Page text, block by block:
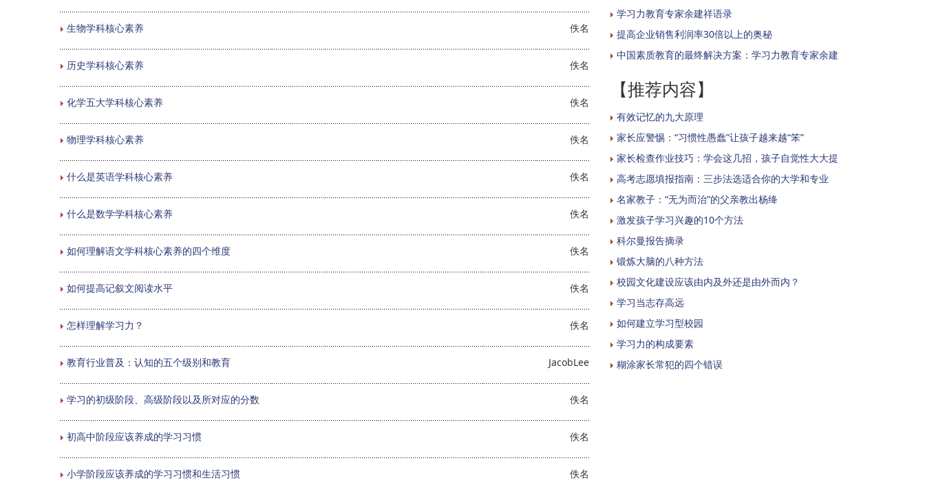
生物学科核心素养 佚名
历史学科核心素养 佚名
化学五大学科核心素养 佚名
物理学科核心素养 佚名
什么是英语学科核心素养 佚名
什么是数学学科核心素养 佚名
如何理解语文学科核心素养的四个维度 佚名
如何提高记叙文阅读水平 佚名
怎样理解学习力？ 佚名
教育行业普及：认知的五个级别和教育 JacobLee
学习的初级阶段、高级阶段以及所对应的分数 佚名
初高中阶段应该养成的学习习惯 佚名
小学阶段应该养成的学习习惯和生活习惯 佚名
学习力教育专家余建祥语录
提高企业销售利润率30倍以上的奥秘
中国素质教育的最终解决方案：学习力教育专家余建
【推荐内容】
有效记忆的九大原理
家长应警惕：“习惯性愚蠢”让孩子越来越“笨”
家长检查作业技巧：学会这几招，孩子自觉性大大提
高考志愿填报指南：三步法选适合你的大学和专业
名家教子：“无为而治”的父亲教出杨绛
激发孩子学习兴趣的10个方法
科尔曼报告摘录
锻炼大脑的八种方法
校园文化建设应该由内及外还是由外而内？
学习当志存高远
如何建立学习型校园
学习力的构成要素
糊涂家长常犯的四个错误